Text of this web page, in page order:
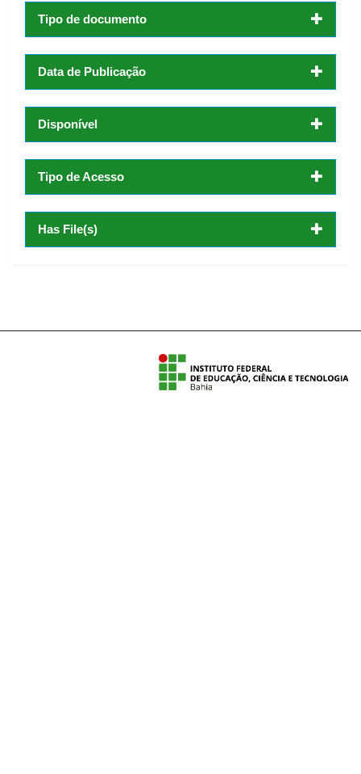
Tipo de documento
Data de Publicação
Disponível
Tipo de Acesso
Has File(s)